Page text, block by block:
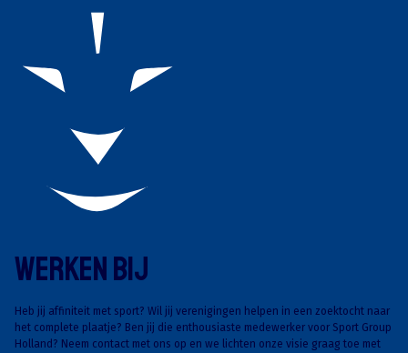
Werken Bij
Heb jij affiniteit met sport? Wil jij verenigingen helpen in een zoektocht naar
het complete plaatje? Ben jij die enthousiaste medewerker voor Sport Group
Holland? Neem contact met ons op en we lichten onze visie graag toe met